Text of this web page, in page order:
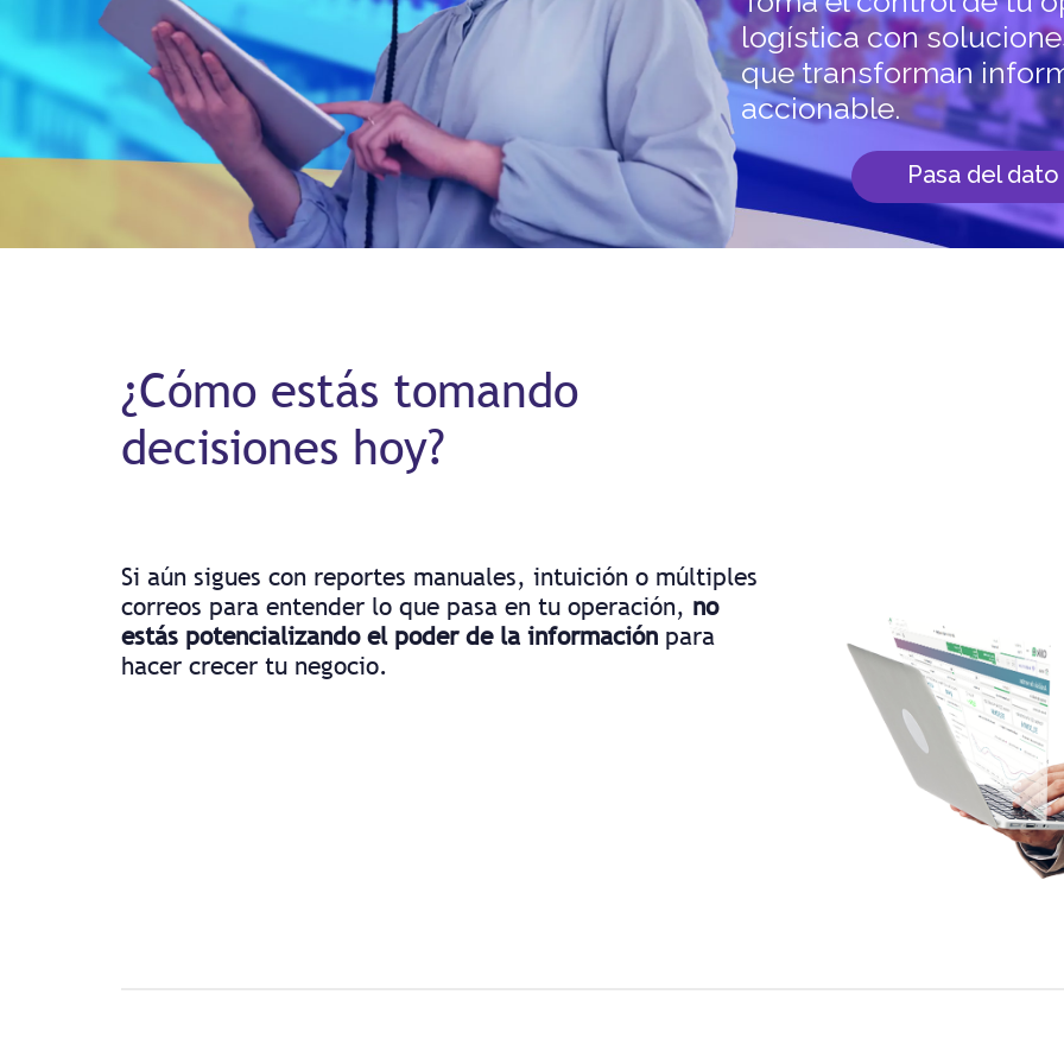
logística con
que transforman
accionable.
Pasa del
¿Cómo estás tomando
decisiones hoy?
Si aún sigues con reportes manuales, intuición o múltiples
correos para entender lo que pasa en tu operación, no
estás potencializando el poder de la información para
hacer crecer tu negocio.